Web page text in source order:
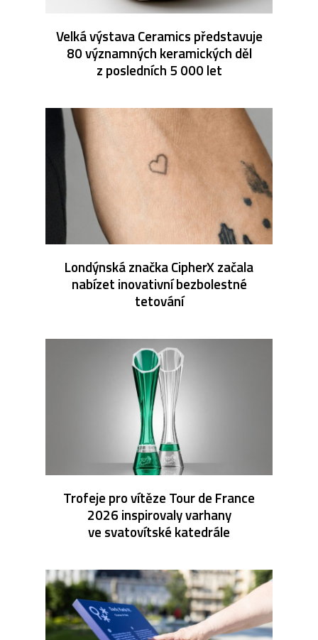
Velká výstava Ceramics představuje
80 významných keramických děl
z posledních 5 000 let
Londýnská značka CipherX začala
nabízet inovativní bezbolestné
tetování
Trofeje pro vítěze Tour de France
2026 inspirovaly varhany
ve svatovítské katedrále